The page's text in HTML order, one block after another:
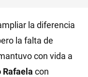
la diferencia
la falta de
con vida a
Rafaela con